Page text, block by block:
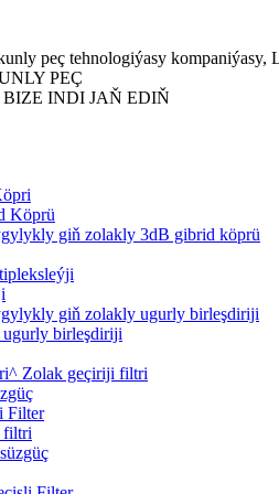
peç tehnologiýasy kompaniýasy,
PEÇ
INDI JAŇ EDIŇ
Köprü
giň zolakly 3dB gibrid köprü
giň zolakly ugurly birleşdiriji
birleşdiriji
Zolak geçiriji filtri
Filter
filtri